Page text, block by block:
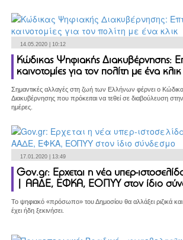
14.05.2020 | 10:12
Κώδικας Ψηφιακής Διακυβέρνησης:
καινοτομίες για τον πολίτη με ένα κλικ
Σημαντικές αλλαγές στη ζωή των Ελλήνων φέρνει ο
Διακυβέρνησης που πρόκειται να τεθεί σε διαβούλευση
ημέρες.
17.01.2020 | 13:49
Gov.gr: Ερχεται η νέα υπερ-
| ΑΑΔΕ, ΕΦΚΑ, ΕΟΠΥΥ στον ίδιο
Το ψηφιακό «πρόσωπο» του Δημοσίου θα αλλάξει ριζικά
έχει ήδη ξεκινήσει.